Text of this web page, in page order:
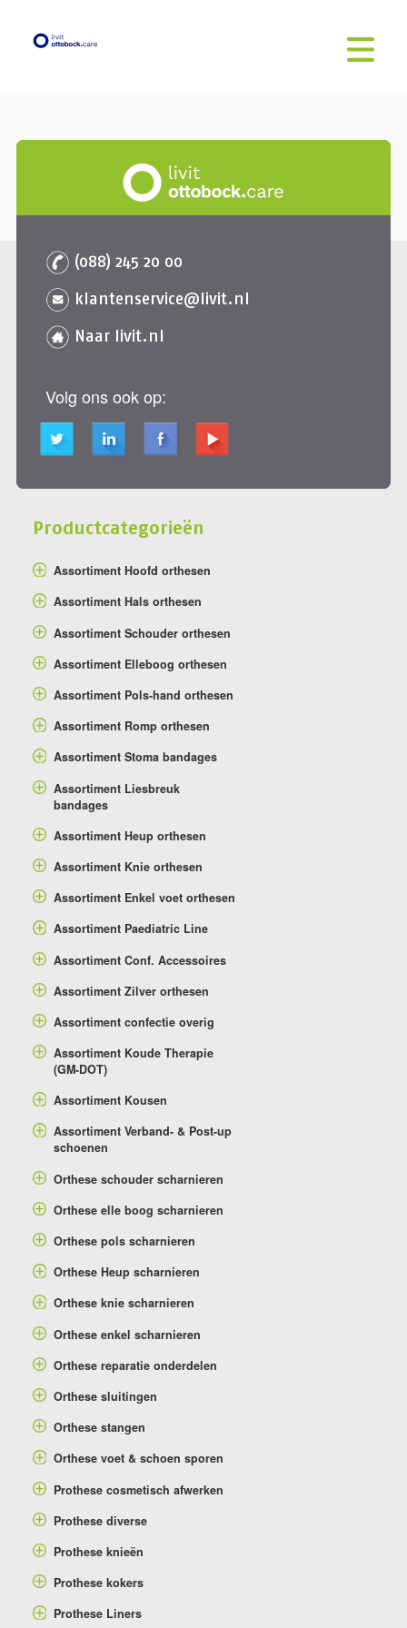
(088) 245 20 00
klantenservice@livit.nl
Naar livit.nl
Volg ons ook op:
Productcategorieën
Assortiment Hoofd orthesen
Assortiment Hals orthesen
Assortiment Schouder orthesen
Assortiment Elleboog orthesen
Assortiment Pols-hand orthesen
Assortiment Romp orthesen
Assortiment Stoma bandages
Assortiment Liesbreuk
bandages
Assortiment Heup orthesen
Assortiment Knie orthesen
Assortiment Enkel voet orthesen
Assortiment Paediatric Line
Assortiment Conf. Accessoires
Assortiment Zilver orthesen
Assortiment confectie overig
Assortiment Koude Therapie
(GM-DOT)
Assortiment Kousen
Assortiment Verband- & Post-up
schoenen
Orthese schouder scharnieren
Orthese elle boog scharnieren
Orthese pols scharnieren
Orthese Heup scharnieren
Orthese knie scharnieren
Orthese enkel scharnieren
Orthese reparatie onderdelen
Orthese sluitingen
Orthese stangen
Orthese voet & schoen sporen
Prothese cosmetisch afwerken
Prothese diverse
Prothese knieën
Prothese kokers
Prothese Liners